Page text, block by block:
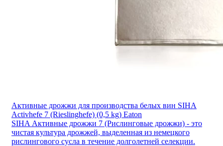
Активные дрожжи для производства белых вин SIHA
Activhefe 7 (Rieslinghefe) (0,5 kg) Eaton
SIHA Активные дрожжи 7 (Рислинговые дрожжи) - это
чистая культура дрожжей, выделенная из немецкого
рислингового сусла в течение долголетней селекции.